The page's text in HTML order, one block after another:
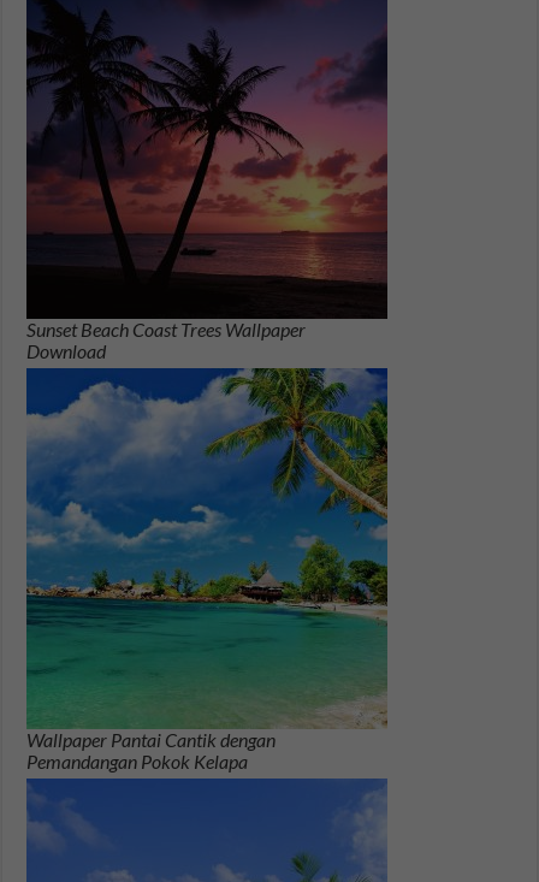
Sunset Beach Coast Trees Wallpaper
Download
Wallpaper Pantai Cantik dengan
Pemandangan Pokok Kelapa